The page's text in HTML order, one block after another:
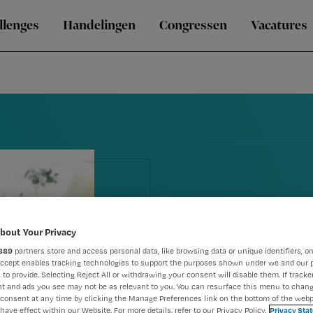
Handelingen Congressen Vacatures
Buurtzorg
Londen
Your Privacy
partners store and access personal data, like browsing data or unique identifiers,
enables tracking technologies to support the purposes shown under we and our
to provide. Selecting Reject All or withdrawing your consent will disable them. If
and ads you see may not be as relevant to you. You can resurface this menu to
at any time by clicking the Manage Preferences link on the bottom of the
effect within our Website. For more details, refer to our Privacy Policy. Privacy